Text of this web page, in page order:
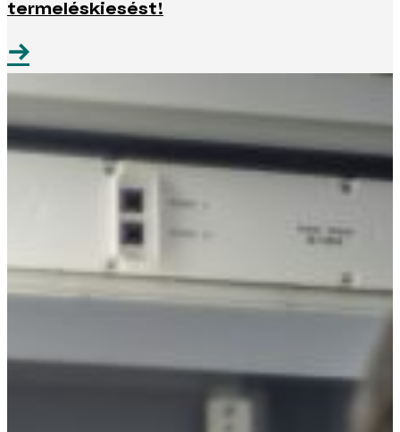
termeléskiesést!
→